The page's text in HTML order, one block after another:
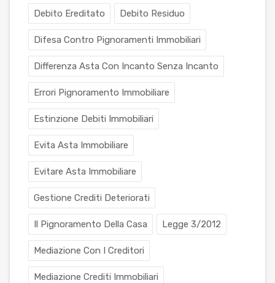
Debito Ereditato Debito Residuo
Difesa Contro Pignoramenti Immobiliari
Differenza Asta Con Incanto Senza Incanto
Errori Pignoramento Immobiliare
Estinzione Debiti Immobiliari
Evita Asta Immobiliare
Evitare Asta Immobiliare
Gestione Crediti Deteriorati
Il Pignoramento Della Casa Legge 3/2012
Mediazione Con I Creditori
Mediazione Crediti Immobiliari